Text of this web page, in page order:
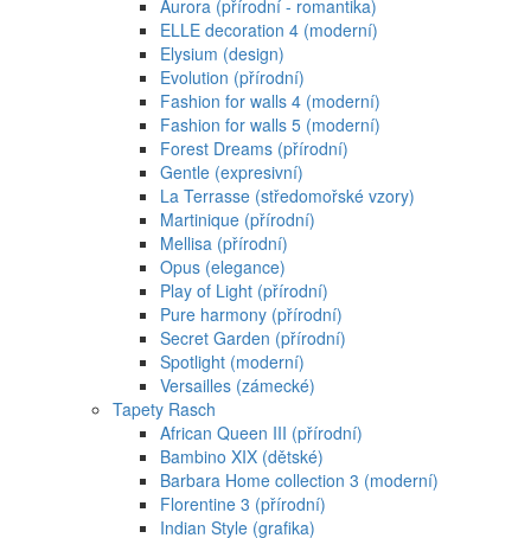
Aurora (přírodní - romantika)
ELLE decoration 4 (moderní)
Elysium (design)
Evolution (přírodní)
Fashion for walls 4 (moderní)
Fashion for walls 5 (moderní)
Forest Dreams (přírodní)
Gentle (expresivní)
La Terrasse (středomořské vzory)
Martinique (přírodní)
Mellisa (přírodní)
Opus (elegance)
Play of Light (přírodní)
Pure harmony (přírodní)
Secret Garden (přírodní)
Spotlight (moderní)
Versailles (zámecké)
Tapety Rasch
African Queen III (přírodní)
Bambino XIX (dětské)
Barbara Home collection 3 (moderní)
Florentine 3 (přírodní)
Indian Style (grafika)